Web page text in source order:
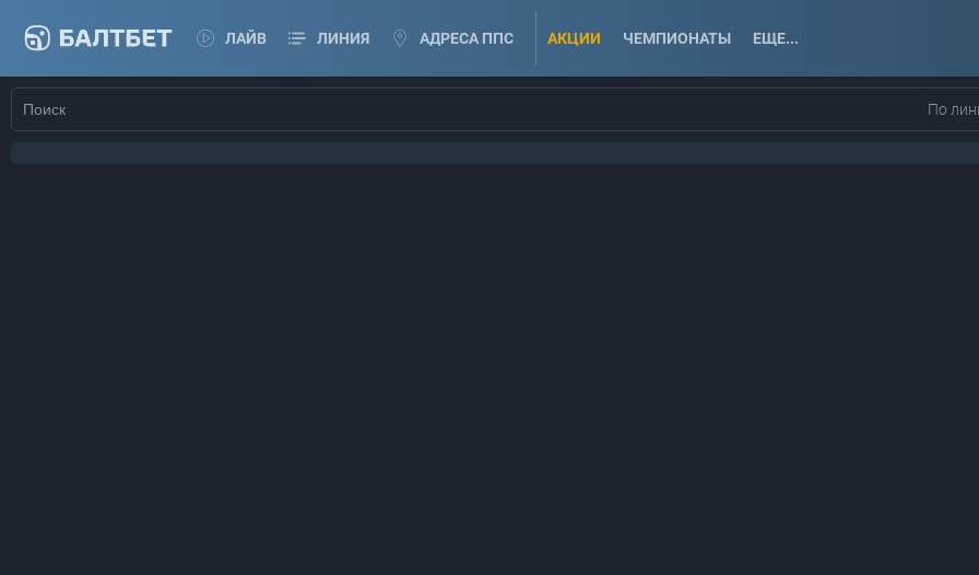
ЛАЙВ ЛИНИЯ АДРЕСА ППС АКЦИИ ЧЕМПИОНАТЫ ЕЩЕ...
По